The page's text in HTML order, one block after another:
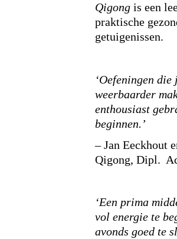
Qigong is een
praktische
getuigenissen.
‘Oefeningen
weerbaarder
enthousiast
beginnen.’
– Jan Eeckhout
Qigong, Dipl.
‘Een prima
vol energie te
avonds goed te